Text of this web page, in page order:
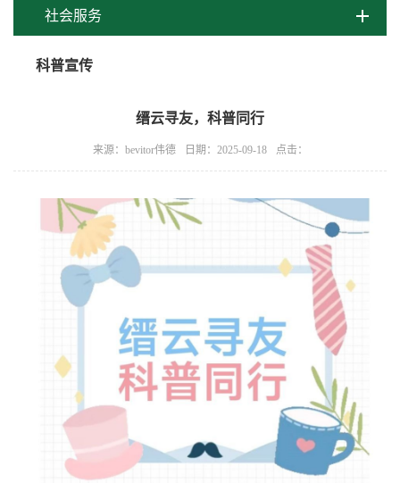
社会服务
科普宣传
缙云寻友，科普同行
来源：bevitor伟德 日期：2025-09-18 点击：